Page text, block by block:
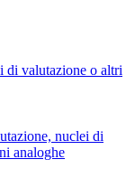
di valutazione o altri
nuclei di
analoghe